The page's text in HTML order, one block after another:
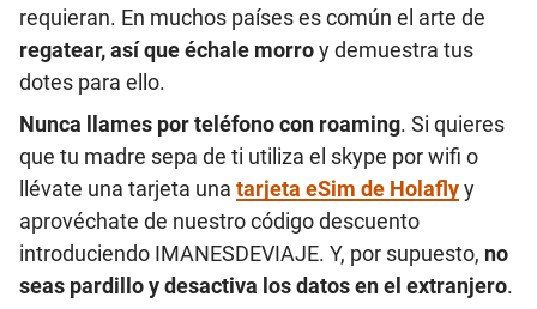
requieran. En muchos países es común el arte de
regatear, así que échale morroy demuestra tus
dotes para ello.
Nunca llames por teléfono con roaming. Si quieres
que tu madre sepa de ti utiliza el skype por wifi o
llévate una tarjeta una tarjeta eSim de Holaflyy
aprovéchate de nuestro código descuento
introduciendo IMANESDEVIAJE. Y, por supuesto, no
seas pardillo y desactiva los datos en el extranjero.